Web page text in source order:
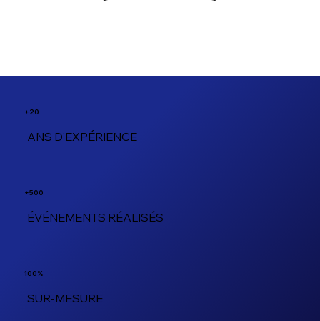
+20
ANS D'EXPÉRIENCE
+500
ÉVÉNEMENTS RÉALISÉS
100%
SUR-MESURE